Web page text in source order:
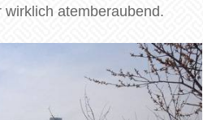
atemberaubend.